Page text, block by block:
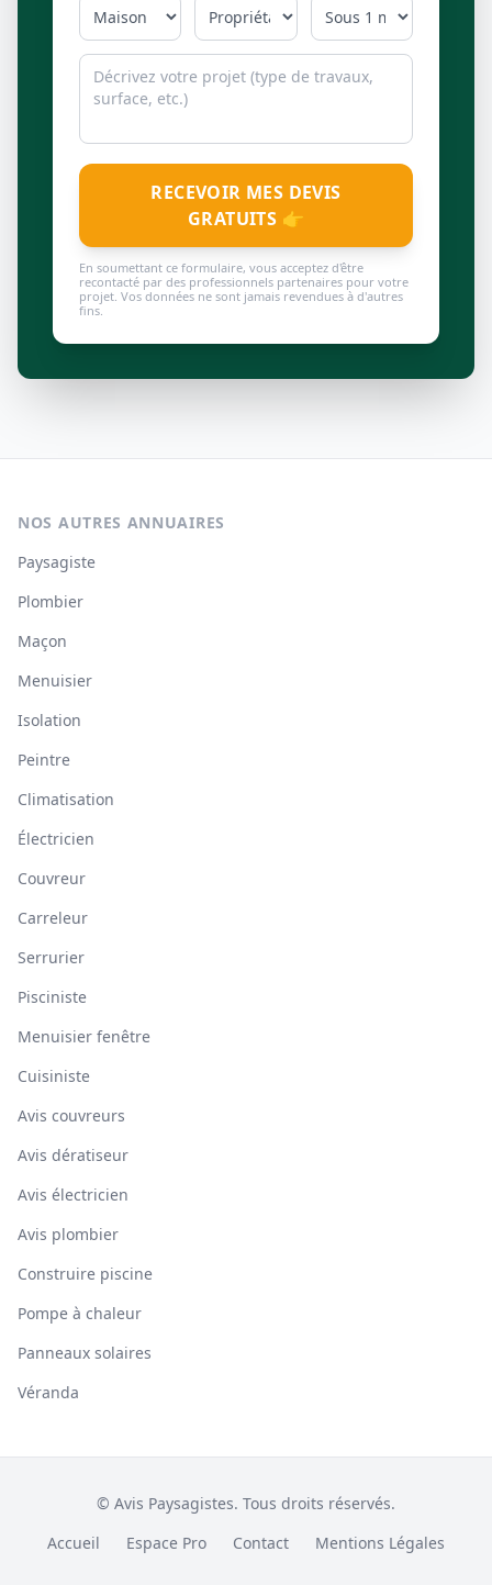
RECEVOIR MES DEVIS
GRATUITS 👉
En soumettant ce formulaire, vous acceptez d'être
recontacté par des professionnels partenaires pour votre
projet. Vos données ne sont jamais revendues à d'autres
fins.
NOS AUTRES ANNUAIRES
Paysagiste
Plombier
Maçon
Menuisier
Isolation
Peintre
Climatisation
Électricien
Couvreur
Carreleur
Serrurier
Pisciniste
Menuisier fenêtre
Cuisiniste
Avis couvreurs
Avis dératiseur
Avis électricien
Avis plombier
Construire piscine
Pompe à chaleur
Panneaux solaires
Véranda
© Avis Paysagistes. Tous droits réservés.
Accueil
Espace Pro Contact Mentions Légales